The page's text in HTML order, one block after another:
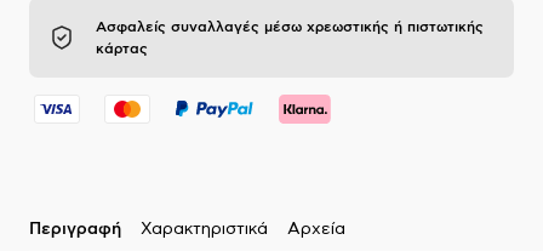
Ασφαλείς συναλλαγές μέσω χρεωστικής ή πιστωτικής
κάρτας
Περιγραφή Χαρακτηριστικά Αρχεία